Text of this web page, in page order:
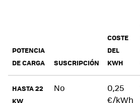
POTENCIA
DE CARGA
SUSCRIPCIÓN
COSTE
DEL
KWH
HASTA 22
KW
No
0,25
€/kWh